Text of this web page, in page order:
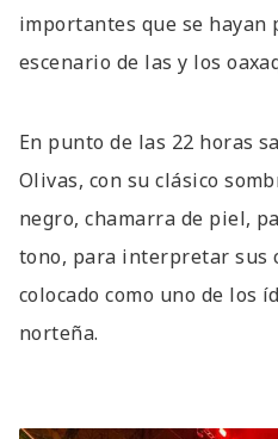
importantes que se hayan
escenario de las y los
En punto de las 22 horas
Olivas, con su clásico
negro, chamarra de piel,
tono, para interpretar sus
colocado como uno de los
norteña.